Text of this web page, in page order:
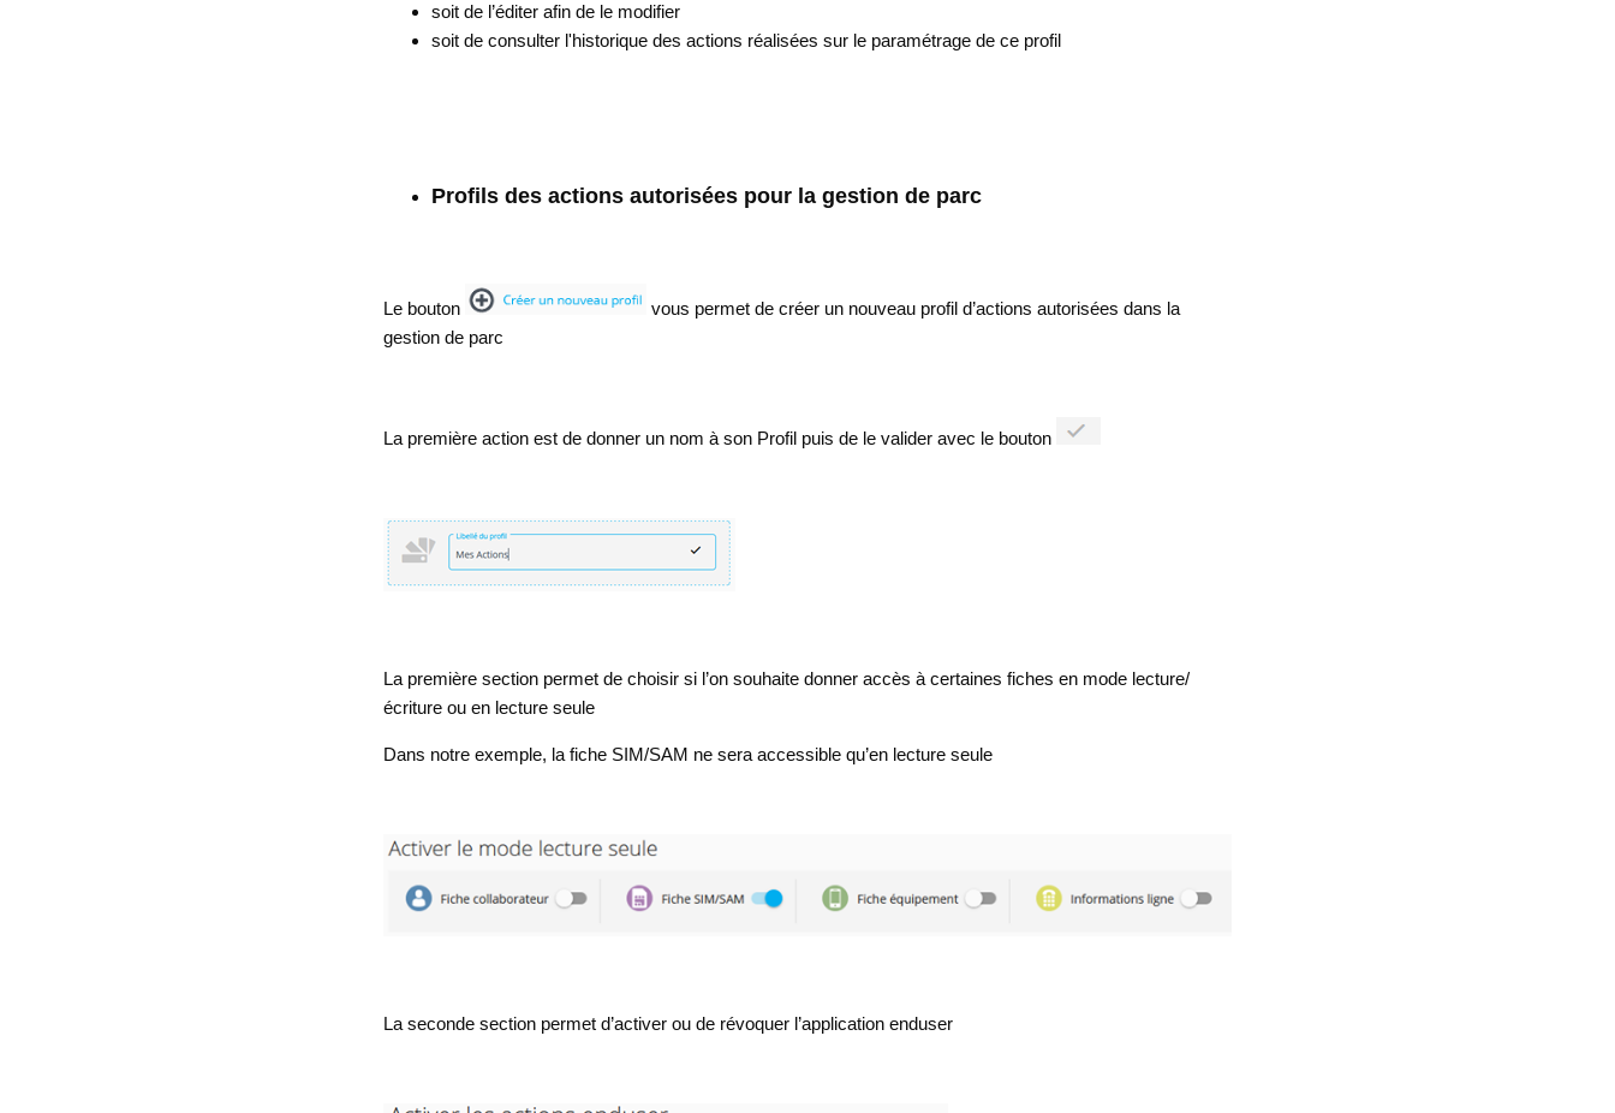
soit de l’éditer afin de le modifier
soit de consulter l'historique des actions réalisées sur le paramétrage de ce profil
Profils des actions autorisées pour la gestion de parc
Le bouton
vous permet de créer un nouveau profil d’actions autorisées dans la
gestion de parc
La première action est de donner un nom à son Profil puis de le valider avec le bouton
La première section permet de choisir si l’on souhaite donner accès à certaines fiches en mode lecture/
écriture ou en lecture seule
Dans notre exemple, la fiche SIM/SAM ne sera accessible qu’en lecture seule
La seconde section permet d’activer ou de révoquer l’application enduser